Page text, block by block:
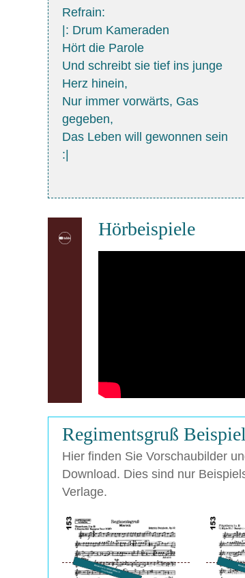
Refrain:
|: Drum Kameraden
Hört die Parole
Und schreibt sie tief ins junge
Herz hinein,
Nur immer vorwärts, Gas
gegeben,
Das Leben will gewonnen sein
:|
Hörbeispiele
Regimentsgruß
Hier finden Sie Vorschaubilder
Download. Dies sind nur
Verlage.